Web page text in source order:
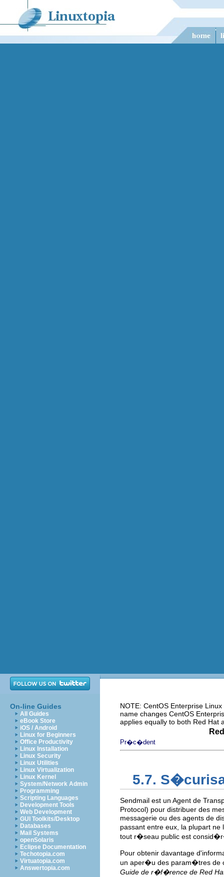
On-line Guides
All Guides
eBook Store
iOS / Android
Linux for Beginners
Office Productivity
Linux Installation
Linux Security
Linux Utilities
Linux Virtualization
Linux Kernel
System/Network Admin
Programming
Scripting Languages
Development Tools
Web Development
GUI Toolkits/Desktop
Databases
Mail Systems
openSolaris
Eclipse Documentation
Techotopia.com
Virtuatopia.com
Answertopia.com
NOTE: CentOS Enterprise
name changes CentOS
applies equally to both Red Hat
Pr�c�dent
5.7.
Sendmail est un Agent de
Protocol) pour distribuer des
messagerie ou des agents de
passant entre eux, la plupart
tout r�seau public est
Pour obtenir davantage
un aper�u des param�tres de
Guide de r�f�rence de Red